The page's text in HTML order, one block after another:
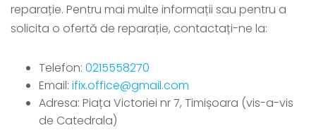
reparație. Pentru mai multe informații sau pentru a
solicita o ofertă de reparație, contactați-ne la:
Telefon: 0215558270
Email: ifix.office@gmail.com
Adresa: Piața Victoriei nr 7, Timișoara (vis-a-vis
de Catedrala)